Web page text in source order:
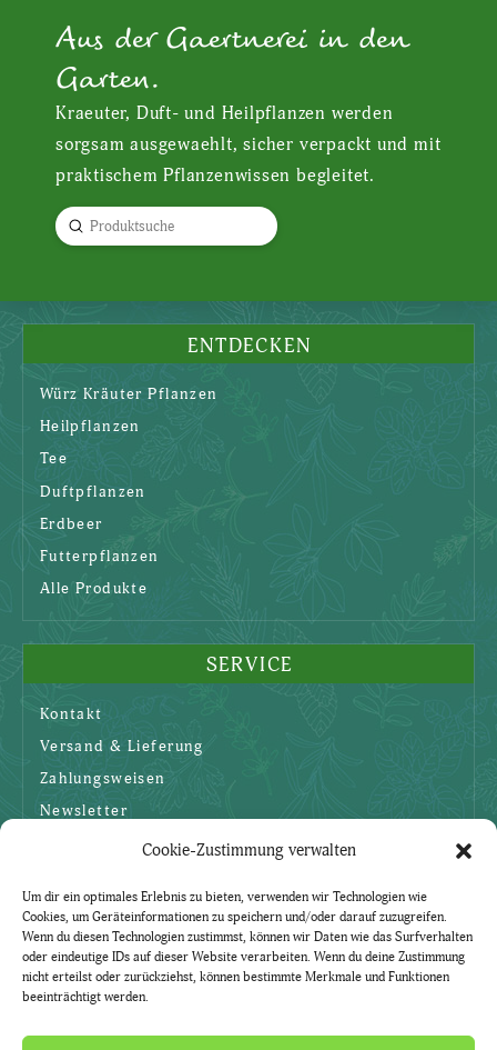
Cookie-Zustimmung verwalten
Um dir ein optimales Erlebnis zu bieten, verwenden wir Technologien wie
Cookies, um Geräteinformationen zu speichern und/oder darauf zuzugreifen.
Wenn du diesen Technologien zustimmst, können wir Daten wie das Surfverhalten
oder eindeutige IDs auf dieser Website verarbeiten. Wenn du deine Zustimmung
nicht erteilst oder zurückziehst, können bestimmte Merkmale und Funktionen
beeinträchtigt werden.
Aus der Gaertnerei in den
Garten.
Kraeuter, Duft- und Heilpflanzen werden
sorgsam ausgewaehlt, sicher verpackt und mit
praktischem Pflanzenwissen begleitet.
Search
Submit
ENTDECKEN
Würz Kräuter Pflanzen
Heilpflanzen
Tee
Duftpflanzen
Erdbeer
Futterpflanzen
Alle Produkte
SERVICE
Kontakt
Versand & Lieferung
Zahlungsweisen
Newsletter
SICHERHEIT
AGBs
Datenschutzerklärung
Widerruf
Impressum